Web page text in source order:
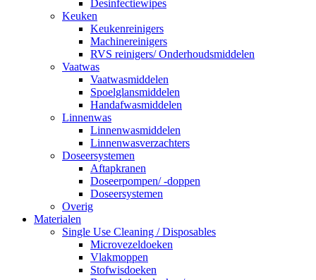
Desinfectiewipes
Keuken
Keukenreinigers
Machinereinigers
RVS reinigers/ Onderhoudsmiddelen
Vaatwas
Vaatwasmiddelen
Spoelglansmiddelen
Handafwasmiddelen
Linnenwas
Linnenwasmiddelen
Linnenwasverzachters
Doseersystemen
Aftapkranen
Doseerpompen/ -doppen
Doseersystemen
Overig
Materialen
Single Use Cleaning / Disposables
Microvezeldoeken
Vlakmoppen
Stofwisdoeken